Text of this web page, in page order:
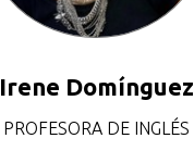
Irene Domínguez
PROFESORA DE INGLÉS